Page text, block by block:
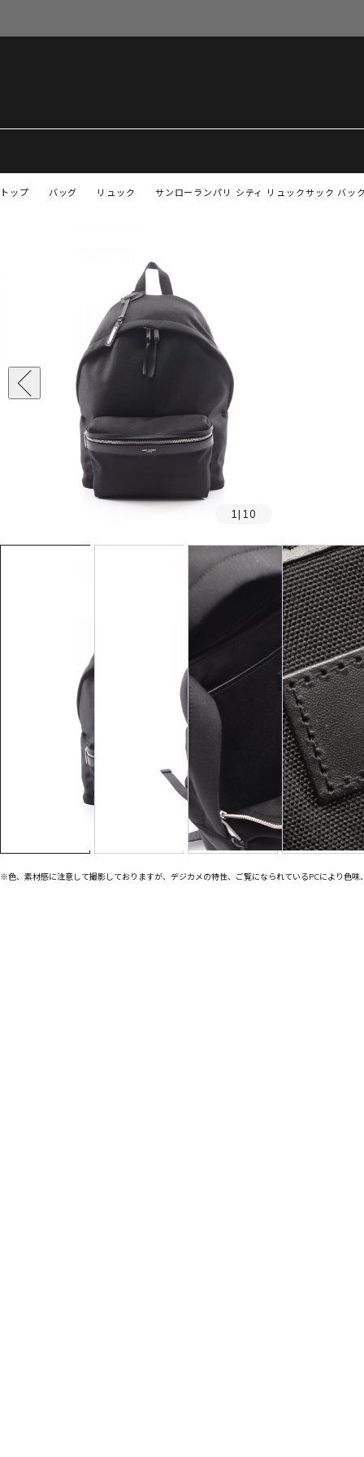
トップ サンローランパリ シティ リュックサック バ
バッグ リュック
1| 10
※色、素材感に注意して撮影しておりますが、デジカメの特性、ご覧になられているPCにより色味